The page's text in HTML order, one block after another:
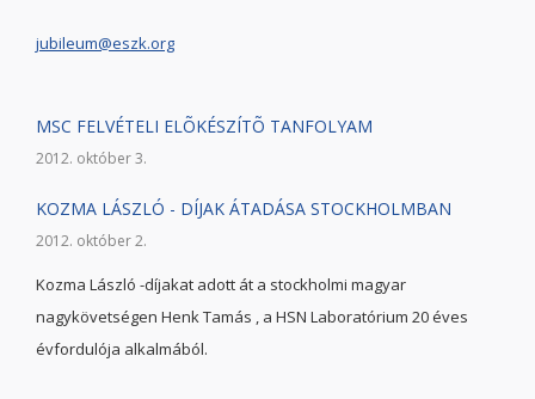
jubileum@eszk.org
MSC FELVÉTELI ELÕKÉSZÍTÕ TANFOLYAM
2012. október 3.
KOZMA LÁSZLÓ - DÍJAK ÁTADÁSA STOCKHOLMBAN
2012. október 2.
Kozma László -díjakat adott át a stockholmi magyar
nagykövetségen Henk Tamás , a HSN Laboratórium 20 éves
évfordulója alkalmából.